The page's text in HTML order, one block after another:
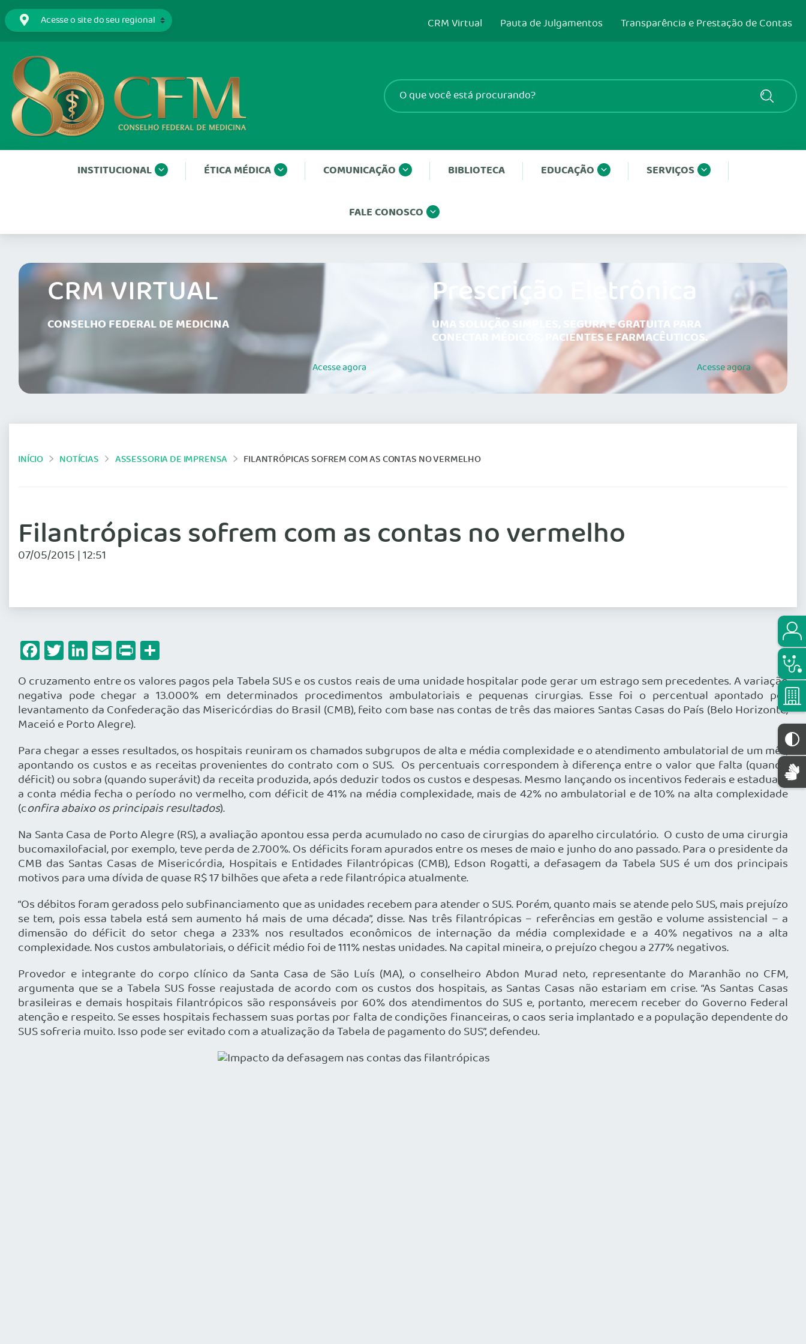
CRM Virtual Pauta de Julgamentos Transparência e Prestação de Contas
INSTITUCIONAL ÉTICA MÉDICA COMUNICAÇÃO BIBLIOTECA EDUCAÇÃO SERVIÇOS
FALE CONOSCO
CRM VIRTUAL
CONSELHO FEDERAL DE MEDICINA
Acesseagora
Prescrição Eletrônica
UMA SOLUÇÃO SIMPLES, SEGURA E GRATUITA PARA
CONECTAR MÉDICOS, PACIENTES E FARMACÊUTICOS.
Acesseagora
INÍCIO NOTÍCIAS ASSESSORIA DE IMPRENSA FILANTRÓPICAS SOFREM COM AS CONTAS NO VERMELHO
Filantrópicas sofrem com as contas no vermelho
07/05/2015 | 12:51
Facebook
Twitter
LinkedIn
Email
Print
O cruzamento entre os valores pagos pela Tabela SUS e os custos reais de uma unidade hospitalar pode gerar um estrago sem precedentes. A variação
negativa pode chegar a 13.000% em determinados procedimentos ambulatoriais e pequenas cirurgias. Esse foi o percentual apontado por
levantamento da Confederação das Misericórdias do Brasil (CMB), feito com base nas contas de três das maiores Santas Casas do País (Belo Horizonte,
Maceió e Porto Alegre).
Para chegar a esses resultados, os hospitais reuniram os chamados subgrupos de alta e média complexidade e o atendimento ambulatorial de um mês,
apontando os custos e as receitas provenientes do contrato com o SUS. Os percentuais correspondem à diferença entre o valor que falta (quando
déficit) ou sobra (quando superávit) da receita produzida, após deduzir todos os custos e despesas. Mesmo lançando os incentivos federais e estaduais,
a conta média fecha o período no vermelho, com déficit de 41% na média complexidade, mais de 42% no ambulatorial e de 10% na alta complexidade
(confira abaixo os principais resultados).
Na Santa Casa de Porto Alegre (RS), a avaliação apontou essa perda acumulado no caso de cirurgias do aparelho circulatório. O custo de uma cirurgia
bucomaxilofacial, por exemplo, teve perda de 2.700%. Os déficits foram apurados entre os meses de maio e junho do ano passado. Para o presidente da
CMB das Santas Casas de Misericórdia, Hospitais e Entidades Filantrópicas (CMB), Edson Rogatti, a defasagem da Tabela SUS é um dos principais
motivos para uma dívida de quase R$ 17 bilhões que afeta a rede filantrópica atualmente.
“Os débitos foram geradoss pelo subfinanciamento que as unidades recebem para atender o SUS. Porém, quanto mais se atende pelo SUS, mais prejuízo
se tem, pois essa tabela está sem aumento há mais de uma década”, disse. Nas três filantrópicas – referências em gestão e volume assistencial – a
dimensão do déficit do setor chega a 233% nos resultados econômicos de internação da média complexidade e a 40% negativos na a alta
complexidade. Nos custos ambulatoriais, o déficit médio foi de 111% nestas unidades. Na capital mineira, o prejuízo chegou a 277% negativos.
Provedor e integrante do corpo clínico da Santa Casa de São Luís (MA), o conselheiro Abdon Murad neto, representante do Maranhão no CFM,
argumenta que se a Tabela SUS fosse reajustada de acordo com os custos dos hospitais, as Santas Casas não estariam em crise. “As Santas Casas
brasileiras e demais hospitais filantrópicos são responsáveis por 60% dos atendimentos do SUS e, portanto, merecem receber do Governo Federal
atenção e respeito. Se esses hospitais fechassem suas portas por falta de condições financeiras, o caos seria implantado e a população dependente do
SUS sofreria muito. Isso pode ser evitado com a atualização da Tabela de pagamento do SUS”, defendeu.